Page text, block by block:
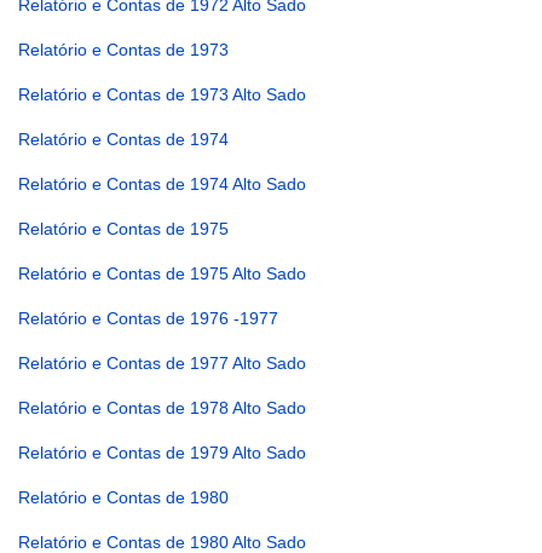
Relatório e Contas de 1972 Alto Sado
Relatório e Contas de 1973
Relatório e Contas de 1973 Alto Sado
Relatório e Contas de 1974
Relatório e Contas de 1974 Alto Sado
Relatório e Contas de 1975
Relatório e Contas de 1975 Alto Sado
Relatório e Contas de 1976 -1977
Relatório e Contas de 1977 Alto Sado
Relatório e Contas de 1978 Alto Sado
Relatório e Contas de 1979 Alto Sado
Relatório e Contas de 1980
Relatório e Contas de 1980 Alto Sado